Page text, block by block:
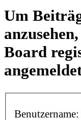
Um
Board
Benutzername: